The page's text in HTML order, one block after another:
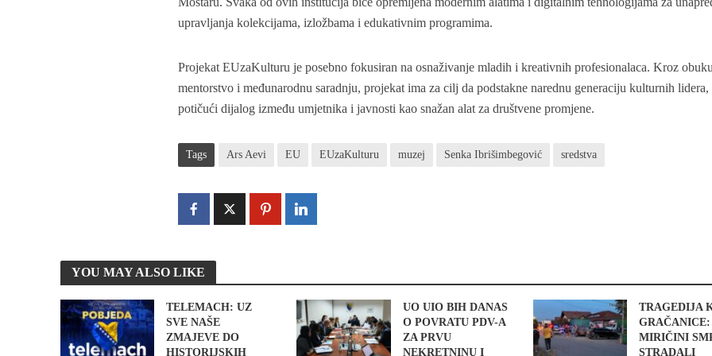
upravljanja kolekcijama, izložbama i edukativnim programima.
Projekat EUzaKulturu je posebno fokusiran na osnaživanje mladih i kreativnih profesionalaca. Kroz
mentorstvo i međunarodnu saradnju, projekat ima za cilj da podstakne narednu generaciju kulturnih lidera,
potičući dijalog između umjetnika i javnosti kao snažan alat za društvene promjene.
Tags Ars Aevi EU EUzaKulturu muzej Senka Ibrišimbegović sredstva
YOU MAY ALSO LIKE
TELEMACH: UZ
SVE NAŠE
ZMAJEVE DO
HISTORIJSKIH
UO UIO BIH DANAS
O POVRATU PDV-A
ZA PRVU
NEKRETNINU I
TRAGEDIJA
MIRIČINI
STRADALI